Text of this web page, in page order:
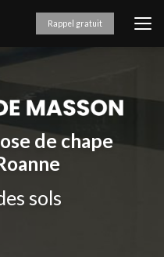
Rappel gratuit
de chape
sols